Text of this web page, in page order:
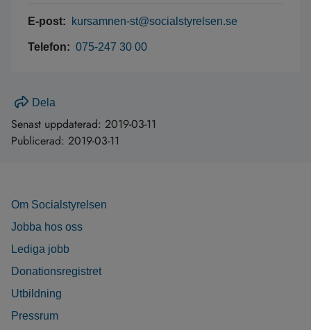
E-post: kursamnen-st@socialstyrelsen.se
Telefon: 075-247 30 00
Dela
Senast uppdaterad: 2019-03-11
Publicerad: 2019-03-11
Om Socialstyrelsen
Jobba hos oss
Lediga jobb
Donationsregistret
Utbildning
Pressrum